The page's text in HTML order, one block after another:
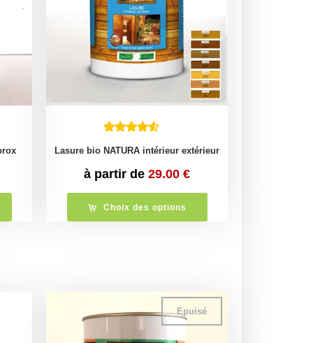
Lasure bio NATURA intérieur extérieur
à partir de 29.00 €
Choix des options
Epuisé